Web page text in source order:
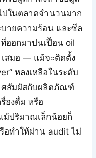
ปในตลาดจำนวนมาก
ายความร้อน และซีล
ออกมาปนเปื้อน oil
สมอ — แม้จะติดตั้ง
หลงเหลือในระดับ
ศสัมผัสกับผลิตภัณฑ์
องดื่ม หรือ
ม้ปริมาณเล็กน้อยก็
อทำให้ผ่าน audit ไม่